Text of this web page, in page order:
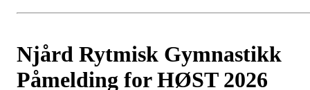
Njård Rytmisk Gymnastikk
Påmelding for HØST 2026